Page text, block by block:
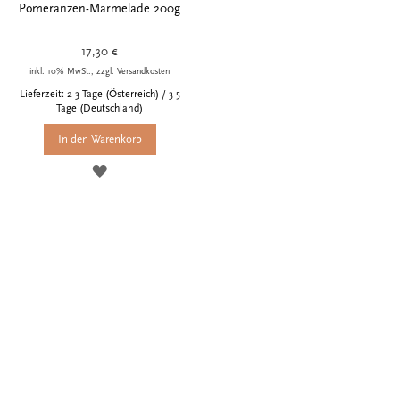
Pomeranzen-Marmelade 200g
17,30 €
inkl. 10% MwSt., zzgl. Versandkosten
Lieferzeit: 2-3 Tage (Österreich) / 3-5
Tage (Deutschland)
In den Warenkorb
ZUR